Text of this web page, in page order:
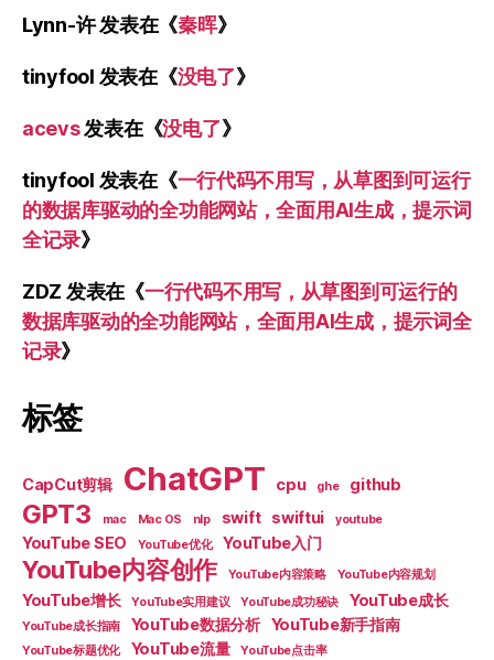
Lynn-许发表在《秦晖》
tinyfool 发表在《没电了》
acevs发表在《没电了》
tinyfool 发表在《一行代码不用写，从草图到可运行
的数据库驱动的全功能网站，全面用AI生成，提示词
全记录》
ZDZ 发表在《一行代码不用写，从草图到可运行的
数据库驱动的全功能网站，全面用AI生成，提示词全
记录》
标签
CapCut剪辑 ChatGPT cpu ghe github
GPT3 mac Mac OS nlp swift swiftui youtube
YouTube SEO YouTube优化 YouTube入门
YouTube内容创作 YouTube内容策略 YouTube内容规划
YouTube增长 YouTube实用建议 YouTube成功秘诀 YouTube成长
YouTube成长指南 YouTube数据分析 YouTube新手指南
YouTube标题优化 YouTube流量 YouTube点击率